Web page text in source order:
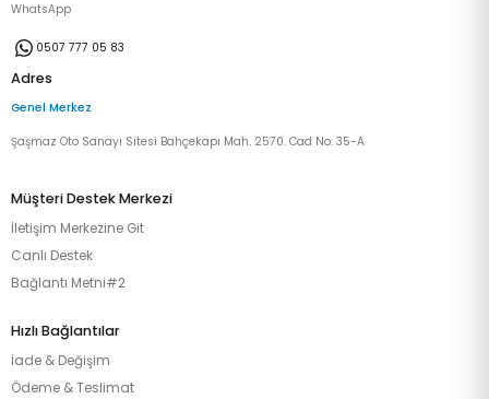
WhatsApp
0507 777 05 83
Adres
Genel Merkez
Şaşmaz Oto Sanayi Sitesi Bahçekapı Mah. 2570. Cad No: 35-A
Müşteri Destek Merkezi
İletişim Merkezine Git
Canlı Destek
Bağlantı Metni#2
Hızlı Bağlantılar
İade & Değişim
Ödeme & Teslimat